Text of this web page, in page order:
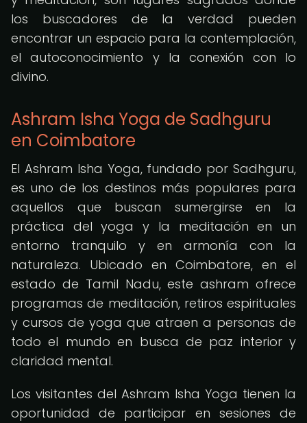
los buscadores de la verdad pueden
encontrar un espacio para la contemplación,
el autoconocimiento y la conexión con lo
divino.
Ashram Isha Yoga de Sadhguru
en Coimbatore
El Ashram Isha Yoga, fundado por Sadhguru,
es uno de los destinos más populares para
aquellos que buscan sumergirse en la
práctica del yoga y la meditación en un
entorno tranquilo y en armonía con la
naturaleza. Ubicado en Coimbatore, en el
estado de Tamil Nadu, este ashram ofrece
programas de meditación, retiros espirituales
y cursos de yoga que atraen a personas de
todo el mundo en busca de paz interior y
claridad mental.
Los visitantes del Ashram Isha Yoga tienen la
oportunidad de participar en sesiones de